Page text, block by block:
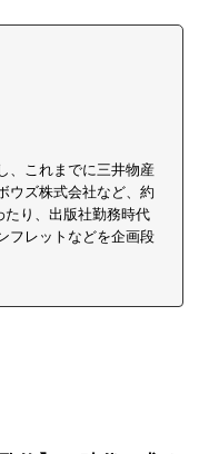
、これまでに三井物産
ウズ株式会社など、約
たり、出版社勤務時代
フレットなどを企画段